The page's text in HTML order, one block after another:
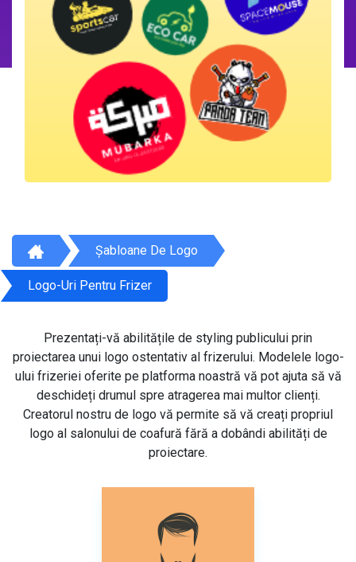
Șabloane De Logo
Logo-Uri Pentru Frizer
Prezentați-vă abilitățile de styling publicului prin
proiectarea unui logo ostentativ al frizerului. Modelele logo-
ului frizeriei oferite pe platforma noastră vă pot ajuta să vă
deschideți drumul spre atragerea mai multor clienți.
Creatorul nostru de logo vă permite să vă creați propriul
logo al salonului de coafură fără a dobândi abilități de
proiectare.